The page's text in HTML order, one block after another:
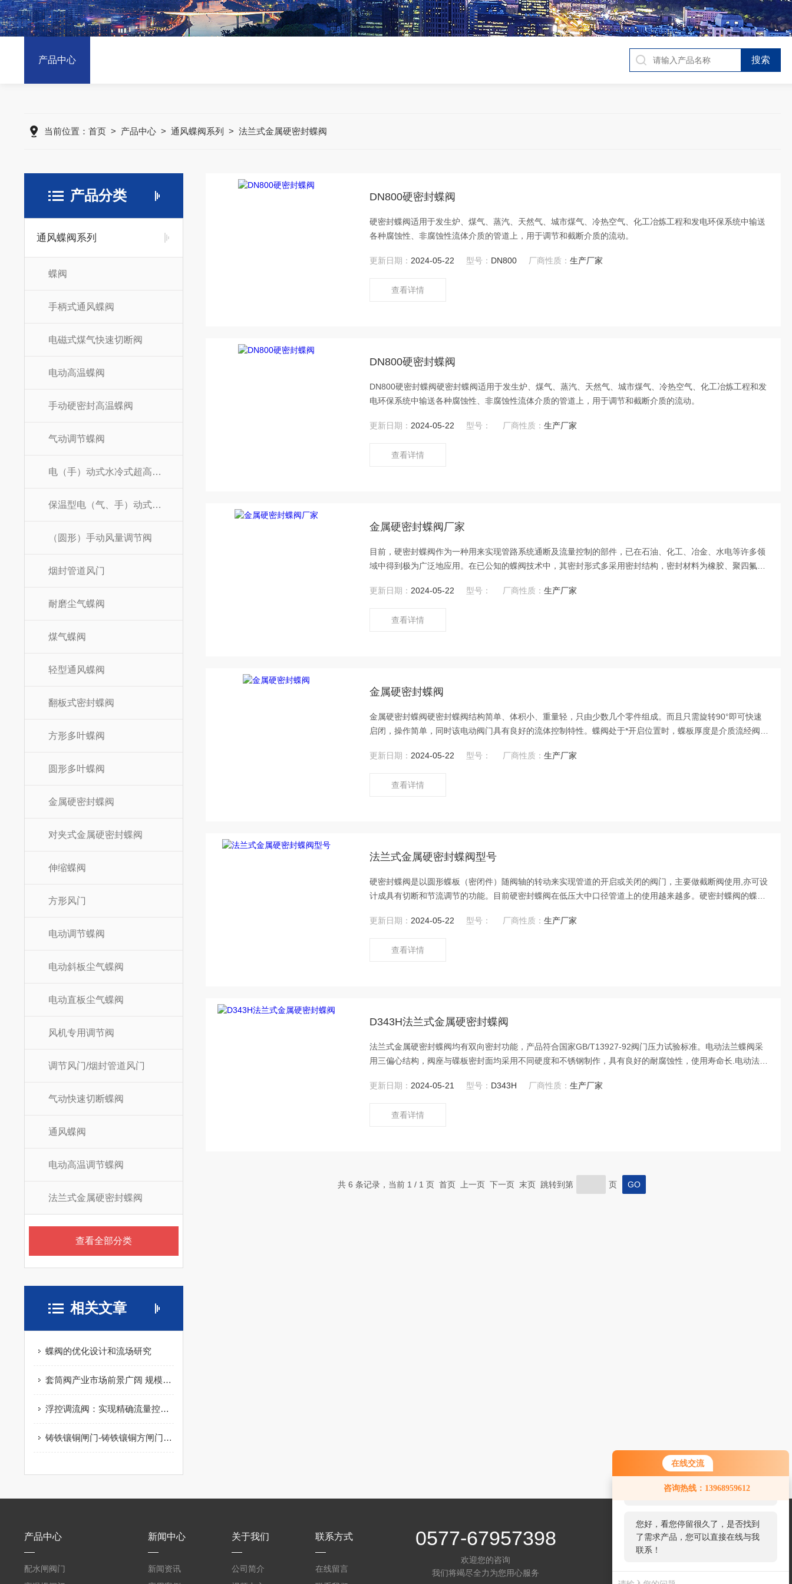
在线交流
咨询热线：13968959612
服务，请问您要咨询什么问题呢？
您好，看您停留很久了，是否找到
了需求产品，您可以直接在线与我
联系！
产品中心
当前位置： 首页> 产品中心> 通风蝶阀系列 > 法兰式金属硬密封蝶阀
产品分类
通风蝶阀系列
蝶阀
手柄式通风蝶阀
电磁式煤气快速切断阀
电动高温蝶阀
手动硬密封高温蝶阀
气动调节蝶阀
电（手）动式水冷式超高温蝶阀
保温型电（气、手）动式高温蝶阀
（圆形）手动风量调节阀
烟封管道风门
耐磨尘气蝶阀
煤气蝶阀
轻型通风蝶阀
翻板式密封蝶阀
方形多叶蝶阀
圆形多叶蝶阀
金属硬密封蝶阀
对夹式金属硬密封蝶阀
伸缩蝶阀
方形风门
电动调节蝶阀
电动斜板尘气蝶阀
电动直板尘气蝶阀
风机专用调节阀
调节风门/烟封管道风门
气动快速切断蝶阀
通风蝶阀
电动高温调节蝶阀
法兰式金属硬密封蝶阀
查看全部分类
相关文章
蝶阀的优化设计和流场研究
套筒阀产业市场前景广阔 规模逐渐壮大
浮控调流阀：实现精确流量控制的工具
铸铁镶铜闸门-铸铁镶铜方闸门的性能参数
DN800硬密封蝶阀
硬密封蝶阀适用于发生炉、煤气、蒸汽、天然气、城市煤气、冷热空气、化工冶炼工程和发电环保系统中输送
各种腐蚀性、非腐蚀性流体介质的管道上，用于调节和截断介质的流动。
更新日期： 2024-05-22 型号： DN800 厂商性质：生产厂家
查看详情
DN800硬密封蝶阀
DN800硬密封蝶阀硬密封蝶阀适用于发生炉、煤气、蒸汽、天然气、城市煤气、冷热空气、化工冶炼工程和发
电环保系统中输送各种腐蚀性、非腐蚀性流体介质的管道上，用于调节和截断介质的流动。
更新日期： 2024-05-22 型号： 厂商性质：生产厂家
查看详情
金属硬密封蝶阀厂家
目前，硬密封蝶阀作为一种用来实现管路系统通断及流量控制的部件，已在石油、化工、冶金、水电等许多领
域中得到极为广泛地应用。在已公知的蝶阀技术中，其密封形式多采用密封结构，密封材料为橡胶、聚四氟乙
更新日期： 2024-05-22 型号： 厂商性质：生产厂家
查看详情
金属硬密封蝶阀
金属硬密封蝶阀硬密封蝶阀结构简单、体积小、重量轻，只由少数几个零件组成。而且只需旋转90°即可快速
启闭，操作简单，同时该电动阀门具有良好的流体控制特性。蝶阀处于*开启位置时，蝶板厚度是介质流经阀体
更新日期： 2024-05-22 型号： 厂商性质：生产厂家
查看详情
法兰式金属硬密封蝶阀型号
硬密封蝶阀是以圆形蝶板（密闭件）随阀轴的转动来实现管道的开启或关闭的阀门，主要做截断阀使用,亦可设
计成具有切断和节流调节的功能。目前硬密封蝶阀在低压大中口径管道上的使用越来越多。硬密封蝶阀的蝶板
更新日期： 2024-05-22 型号： 厂商性质：生产厂家
查看详情
D343H法兰式金属硬密封蝶阀
法兰式金属硬密封蝶阀均有双向密封功能，产品符合国家GB/T13927-92阀门压力试验标准。电动法兰蝶阀采
用三偏心结构，阀座与碟板密封面均采用不同硬度和不锈钢制作，具有良好的耐腐蚀性，使用寿命长.电动法兰
石油化工、以及给排水和市政建设等工业管道上，作调节流量和载断流体使用。
更新日期： 2024-05-21 型号： D343H 厂商性质：生产厂家
查看详情
共 6 条记录，当前 1 / 1 页 首页 上一页 下一页 末页 跳转到第 页
产品中心
配水闸阀门
新闻中心
新闻资讯
关于我们
公司简介
联系方式
在线留言
0577-67957398
欢迎您的咨询
我们将竭尽全力为您用心服务